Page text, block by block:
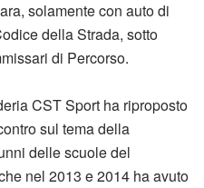
solamente con auto di
della Strada, sotto
di Percorso.
CST Sport ha riproposto
sul tema della
delle scuole del
nel 2013 e 2014 ha avuto